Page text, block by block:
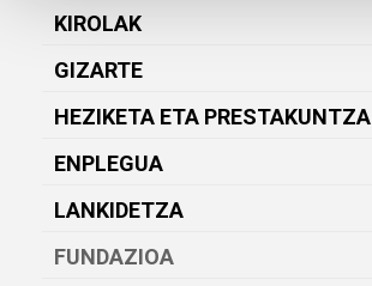
KIROLAK
GIZARTE
HEZIKETA ETA PRESTAKUNTZA
ENPLEGUA
LANKIDETZA
FUNDAZIOA